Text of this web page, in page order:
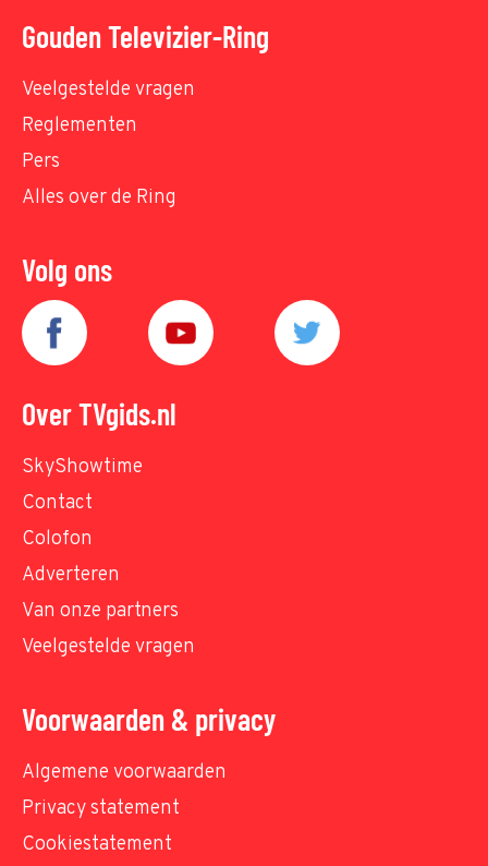
Gouden Televizier-Ring
Veelgestelde vragen
Reglementen
Pers
Alles over de Ring
Volg ons
Over TVgids.nl
SkyShowtime
Contact
Colofon
Adverteren
Van onze partners
Veelgestelde vragen
Voorwaarden & privacy
Algemene voorwaarden
Privacy statement
Cookiestatement